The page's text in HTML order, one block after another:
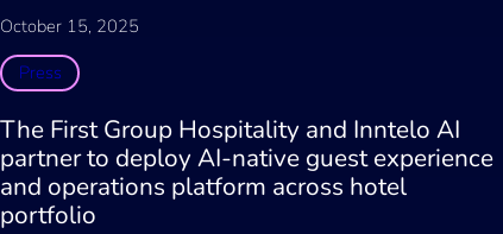
October 15, 2025
Press
The First Group Hospitality and Inntelo AI
partner to deploy AI-native guest experience
and operations platform across hotel
portfolio